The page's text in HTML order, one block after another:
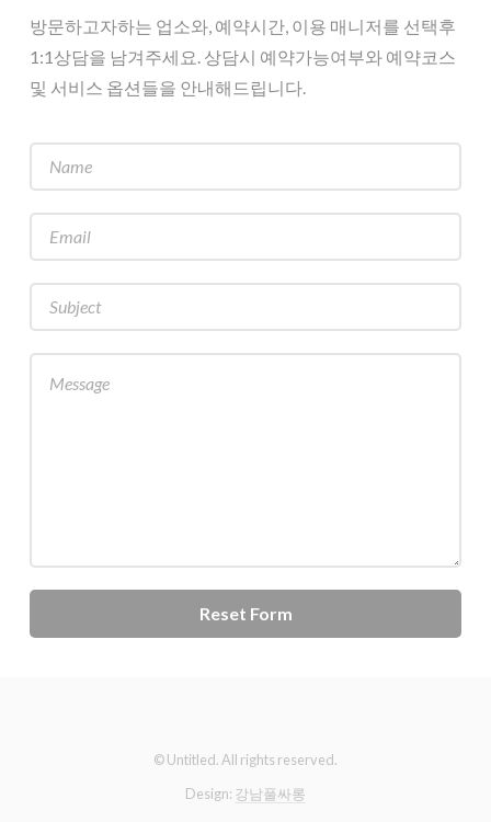
방문하고자하는 업소와, 예약시간, 이용 매니저를 선택후
1:1상담을 남겨주세요. 상담시 예약가능여부와 예약코스
및 서비스 옵션들을 안내해드립니다.
© Untitled. All rights reserved.
Design: 강남풀싸롱